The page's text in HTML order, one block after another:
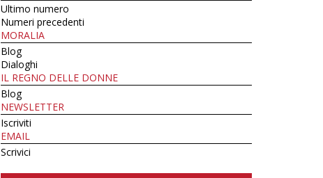
Ultimo numero
Numeri precedenti
MORALIA
Blog
Dialoghi
IL REGNO DELLE DONNE
Blog
NEWSLETTER
Iscriviti
EMAIL
Scrivici